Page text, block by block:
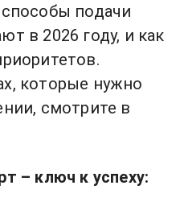
подачи
в 2026 году, и как
которые нужно
смотрите в
– ключ к успеху: